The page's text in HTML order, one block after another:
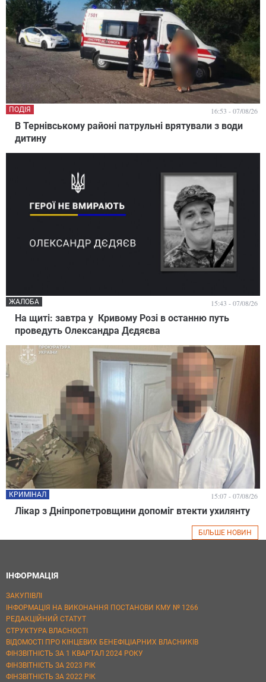
В Тернівському районі патрульні врятували з води
дитину
ПОДІЯ 16:53 - 07/08/26
На щиті: завтра у Кривому Розі в останню путь
проведуть Олександра Дєдяєва
ЖАЛОБА 15:43 - 07/08/26
Лікар з Дніпропетровщини допоміг втекти ухилянту
КРИМІНАЛ 15:07 - 07/08/26
БІЛЬШЕ НОВИН
ІНФОРМАЦІЯ
ЗАКУПІВЛІ
ІНФОРМАЦІЯ НА ВИКОНАННЯ ПОСТАНОВИ КМУ № 1266
РЕДАКЦІЙНИЙ СТАТУТ
СТРУКТУРА ВЛАСНОСТІ
ВІДОМОСТІ ПРО КІНЦЕВИХ БЕНЕФІЦІАРНИХ ВЛАСНИКІВ
ФІНЗВІТНІСТЬ ЗА 1 КВАРТАЛ 2024 РОКУ
ФІНЗВІТНІСТЬ ЗА 2023 РІК
ФІНЗВІТНІСТЬ ЗА 2022 РІК